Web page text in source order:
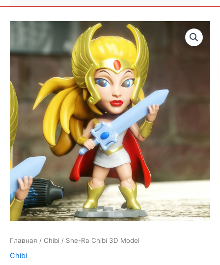
Главная / Chibi / She-Ra Chibi 3D Model
Chibi